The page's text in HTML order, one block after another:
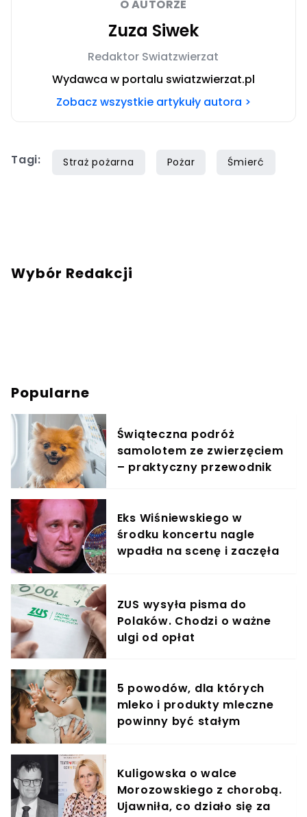
O AUTORZE
Zuza Siwek
Redaktor Swiatzwierzat
Wydawca w portalu swiatzwierzat.pl
Zobacz wszystkie artykuły autora >
Tagi: Straż pożarna Pożar Śmierć
Wybór Redakcji
Popularne
Świąteczna podróż
samolotem ze zwierzęciem
– praktyczny przewodnik
Eks Wiśniewskiego w
środku koncertu nagle
wpadła na scenę i zaczęła
ZUS wysyła pisma do
Polaków. Chodzi o ważne
ulgi od opłat
5 powodów, dla których
mleko i produkty mleczne
powinny być stałym
Kuligowska o walce
Morozowskiego z chorobą.
Ujawniła, co działo się za